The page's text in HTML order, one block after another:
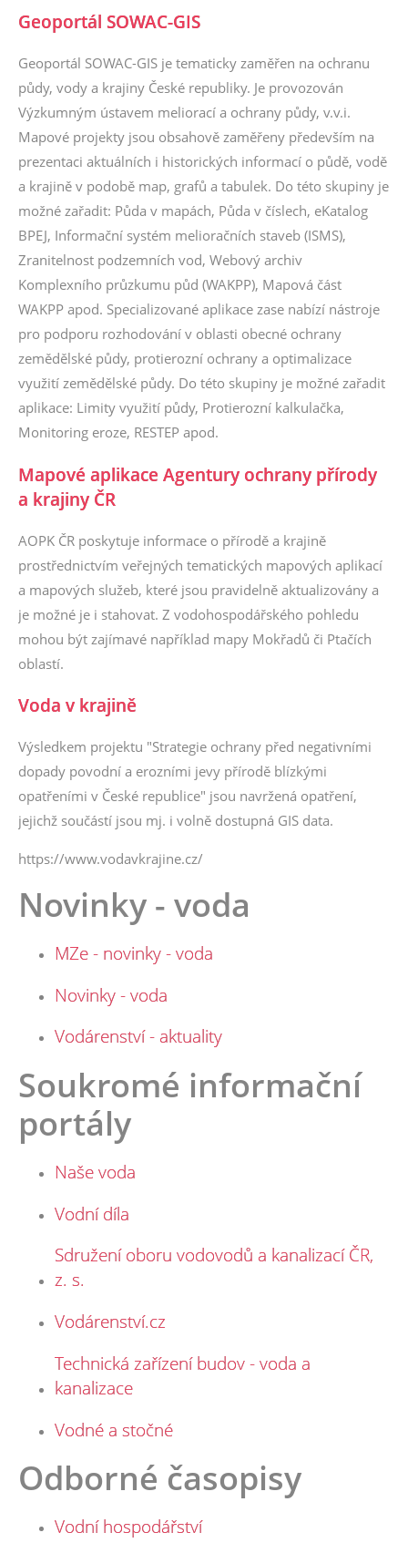
Geoportál SOWAC-GIS
Geoportál SOWAC-GIS je tematicky zaměřen na ochranu
půdy, vody a krajiny České republiky. Je provozován
Výzkumným ústavem meliorací a ochrany půdy, v.v.i.
Mapové projekty jsou obsahově zaměřeny především na
prezentaci aktuálních i historických informací o půdě, vodě
a krajině v podobě map, grafů a tabulek. Do této skupiny je
možné zařadit: Půda v mapách, Půda v číslech, eKatalog
BPEJ, Informační systém melioračních staveb (ISMS),
Zranitelnost podzemních vod, Webový archiv
Komplexního průzkumu půd (WAKPP), Mapová část
WAKPP apod. Specializované aplikace zase nabízí nástroje
pro podporu rozhodování v oblasti obecné ochrany
zemědělské půdy, protierozní ochrany a optimalizace
využití zemědělské půdy. Do této skupiny je možné zařadit
aplikace: Limity využití půdy, Protierozní kalkulačka,
Monitoring eroze, RESTEP apod.
Mapové aplikace Agentury ochrany přírody
a krajiny ČR
AOPK ČR poskytuje informace o přírodě a krajině
prostřednictvím veřejných tematických mapových aplikací
a mapových služeb, které jsou pravidelně aktualizovány a
je možné je i stahovat. Z vodohospodářského pohledu
mohou být zajímavé například mapy Mokřadů či Ptačích
oblastí.
Voda v krajině
Výsledkem projektu "Strategie ochrany před negativními
dopady povodní a erozními jevy přírodě blízkými
opatřeními v České republice" jsou navržená opatření,
jejichž součástí jsou mj. i volně dostupná GIS data.
https://www.vodavkrajine.cz/
Novinky - voda
MZe - novinky - voda
Novinky - voda
Vodárenství - aktuality
Soukromé informační
portály
Naše voda
Vodní díla
Sdružení oboru vodovodů a kanalizací ČR,
z. s.
Vodárenství.cz
Technická zařízení budov - voda a
kanalizace
Vodné a stočné
Odborné časopisy
Vodní hospodářství